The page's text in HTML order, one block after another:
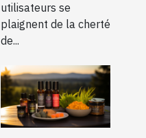
utilisateurs se
plaignent de la cherté
de...